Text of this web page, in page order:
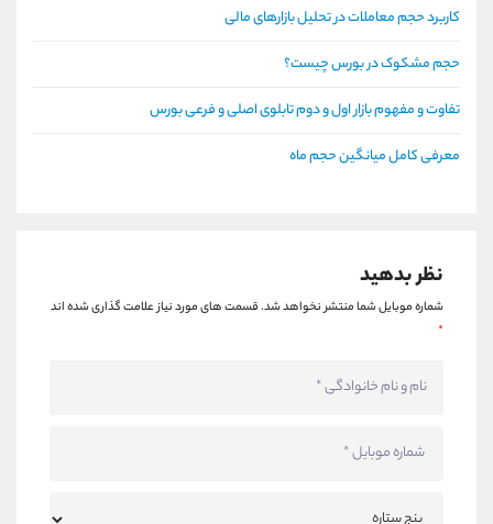
کاربرد حجم معاملات در تحلیل بازارهای مالی
حجم مشکوک در بورس چیست؟
تفاوت و مفهوم بازار اول و دوم تابلوی اصلی و فرعی بورس
معرفی کامل میانگین حجم ماه
نظر بدهید
شماره موبایل شما منتشر نخواهد شد.قسمت های مورد نیاز علامت گذاری شده اند
*